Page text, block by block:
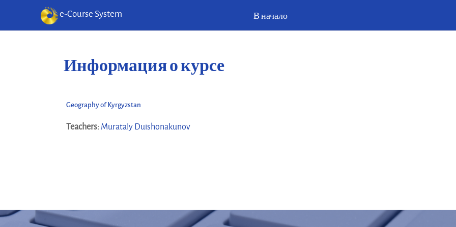
e-Course System В начало
Информация о курсе
Geography of Kyrgyzstan
Teachers:Murataly Duishonakunov